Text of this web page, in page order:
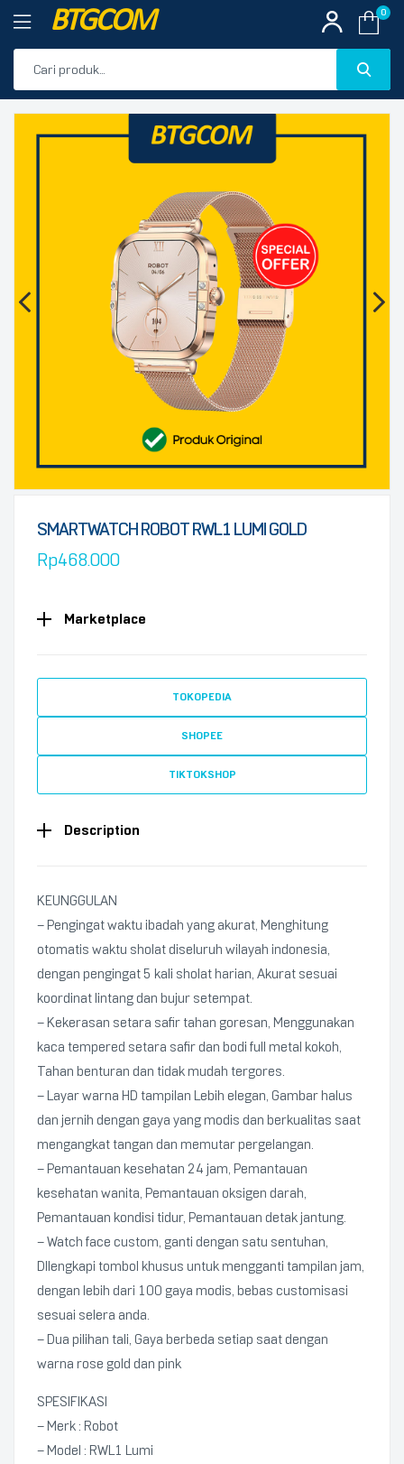
BTGCOM 0
PRODUK UNGGULAN
PRODUK TERBARU
🔍
SMARTWATCH ROBOT RWL1 LUMI GOLD
Rp468.000
Marketplace
TOKOPEDIA
SHOPEE
TIKTOKSHOP
Description
KEUNGGULAN
– Pengingat waktu ibadah yang akurat, Menghitung
otomatis waktu sholat diseluruh wilayah indonesia,
dengan pengingat 5 kali sholat harian, Akurat sesuai
koordinat lintang dan bujur setempat.
– Kekerasan setara safir tahan goresan, Menggunakan
kaca tempered setara safir dan bodi full metal kokoh,
Tahan benturan dan tidak mudah tergores.
– Layar warna HD tampilan Lebih elegan, Gambar halus
dan jernih dengan gaya yang modis dan berkualitas saat
mengangkat tangan dan memutar pergelangan.
– Pemantauan kesehatan 24 jam, Pemantauan
kesehatan wanita, Pemantauan oksigen darah,
Pemantauan kondisi tidur, Pemantauan detak jantung.
– Watch face custom, ganti dengan satu sentuhan,
DIlengkapi tombol khusus untuk mengganti tampilan jam,
dengan lebih dari 100 gaya modis, bebas customisasi
sesuai selera anda.
– Dua pilihan tali, Gaya berbeda setiap saat dengan
warna rose gold dan pink
SPESIFIKASI
– Merk : Robot
– Model : RWL1 Lumi